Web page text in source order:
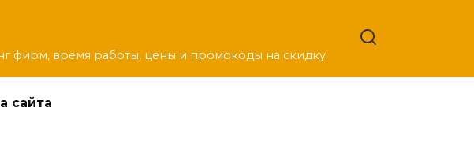
фирм, время работы, цены и промокоды на скидку.
сайта